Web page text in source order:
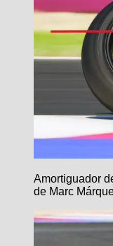
Amortiguador
de Marc